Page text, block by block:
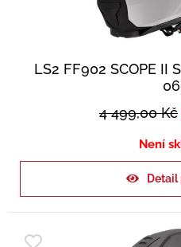
LS2 FF902 SCOPE II
4 499,00Kč
Není